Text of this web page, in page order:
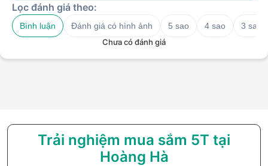
Lọc đánh giá theo:
Bình luận Đánh giá có hình ảnh 5 sao 4 sao
3 sao
Chưa có đánh giá
Trải nghiệm mua sắm 5T tại
Hoàng Hà